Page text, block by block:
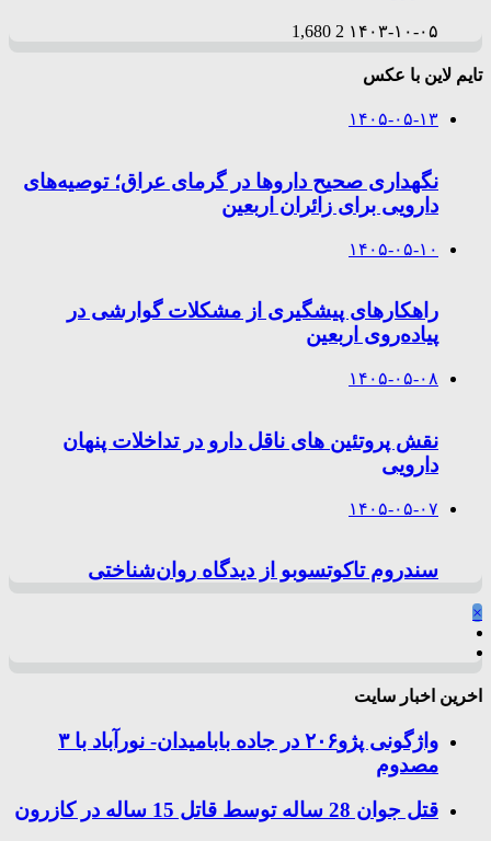
۱۴۰۳-۱۰-۰۵ 2
1,680
تایم لاین با عکس
۱۴۰۵-۰۵-۱۳
نگهداری صحیح داروها در گرمای عراق؛ توصیه‌های
دارویی برای زائران اربعین
۱۴۰۵-۰۵-۱۰
راهکارهای پیشگیری از مشکلات گوارشی در
پیاده‌روی اربعین
۱۴۰۵-۰۵-۰۸
نقش پروتئین های ناقل دارو در تداخلات پنهان
دارویی
۱۴۰۵-۰۵-۰۷
سندروم تاکوتسوبو از دیدگاه روان‌شناختی
×
اخرین اخبار سایت
واژگونی پژو۲۰۶ در جاده بابامیدان- نورآباد با ۳
مصدوم
قتل جوان 28 ساله توسط قاتل 15 ساله در کازرون